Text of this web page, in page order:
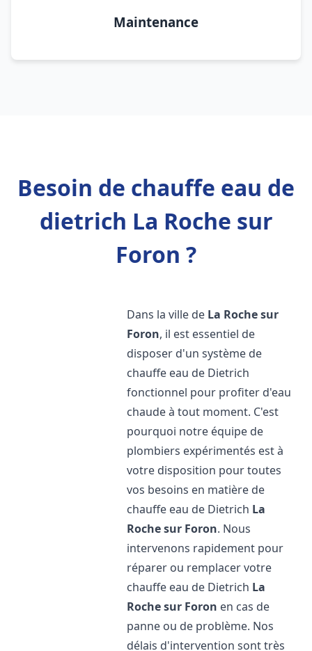
Maintenance
Besoin de chauffe eau de
dietrich La Roche sur
Foron ?
Dans la ville de La Roche sur
Foron, il est essentiel de
disposer d'un système de
chauffe eau de Dietrich
fonctionnel pour profiter d'eau
chaude à tout moment. C'est
pourquoi notre équipe de
plombiers expérimentés est à
votre disposition pour toutes
vos besoins en matière de
chauffe eau de Dietrich La
Roche sur Foron. Nous
intervenons rapidement pour
réparer ou remplacer votre
chauffe eau de Dietrich La
Roche sur Foron en cas de
panne ou de problème. Nos
délais d'intervention sont très